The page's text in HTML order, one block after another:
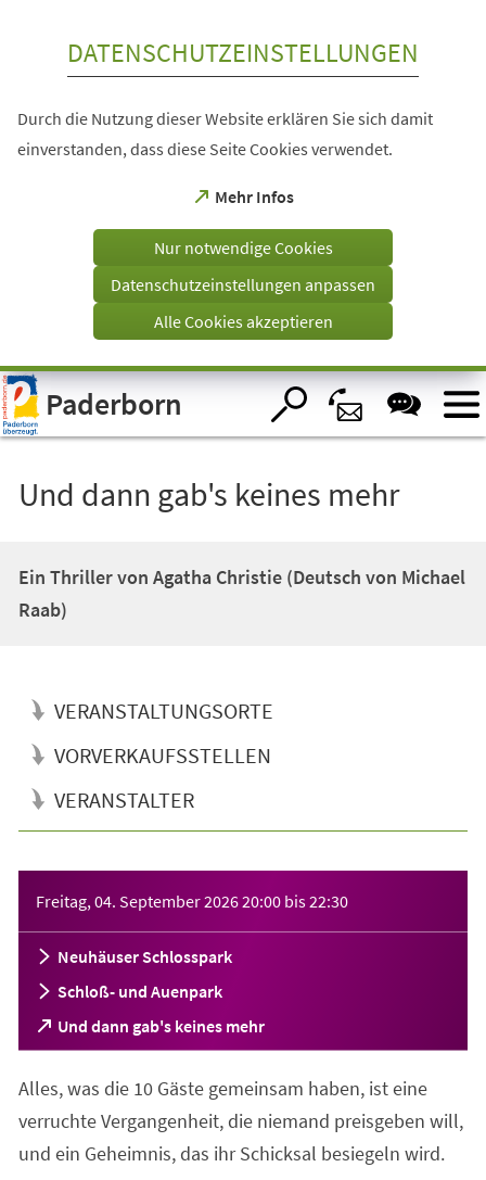
Visuelle
Assistenzsoftware
öffnen.
DATENSCHUTZEINSTELLUNGEN
Durch die Nutzung dieser Website erklären Sie sich damit
einverstanden, dass diese Seite Cookies verwendet.
Mehr Infos
(Öffnet
einem
Tab)
Nur notwendige Cookies
Datenschutzeinstellungen anpassen
Alle Cookies akzeptieren
Paderborn
Und dann gab's keines mehr
Ein Thriller von Agatha Christie (Deutsch von Michael
Raab)
VERANSTALTUNGSORTE
VORVERKAUFSSTELLEN
VERANSTALTER
Freitag, 04. September 202620:00 bis22:30
Neuhäuser Schlosspark
Schloß- und Auenpark
Und dann gab's keines mehr
(Öffnet
in
neuen
Alles, was die 10 Gäste gemeinsam haben, ist eine
verruchte Vergangenheit, die niemand preisgeben will,
und ein Geheimnis, das ihr Schicksal besiegeln wird.